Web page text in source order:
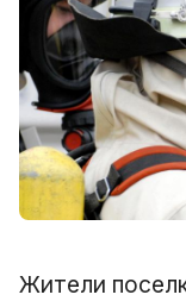
Жители